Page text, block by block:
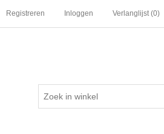
Registreren Inloggen Verlanglijst (0)